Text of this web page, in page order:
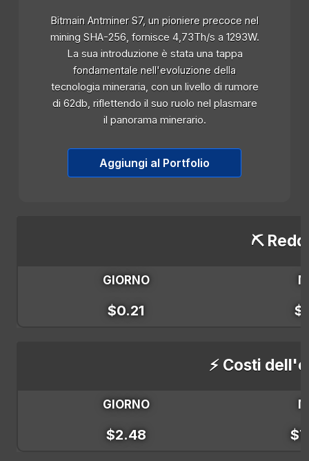
Bitmain Antminer S7, un pioniere precoce nel
mining SHA-256, fornisce 4,73Th/s a 1293W.
La sua introduzione è stata una tappa
fondamentale nell'evoluzione della
tecnologia mineraria, con un livello di rumore
di 62db, riflettendo il suo ruolo nel plasmare
il panorama minerario.
Aggiungi al Portfolio
⛏️
GIORNO
$0.21
⚡ Costi
GIORNO
$2.48